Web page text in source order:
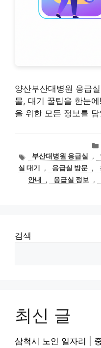
양산부산대병원 응급
물, 대기 꿀팁을 한눈
을 위한 모든 정보를
태
그
부산대병원 응급실 ,
실 대기
, 응급실 방문 ,
안내
, 응급실 정보 ,
검색
최신 글
삼척시 노인 일자리 |